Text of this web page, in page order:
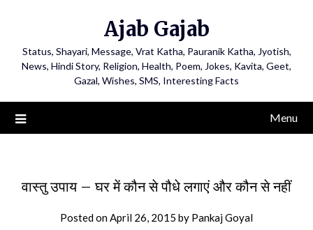
Ajab Gajab
Status, Shayari, Message, Vrat Katha, Pauranik Katha, Jyotish,
News, Hindi Story, Religion, Health, Poem, Jokes, Kavita, Geet,
Gazal, Wishes, SMS, Interesting Facts
Menu
वास्तु उपाय – घर में कौन से पौधे लगाएं और कौन से नहीं
Posted onApril 26, 2015 by Pankaj Goyal